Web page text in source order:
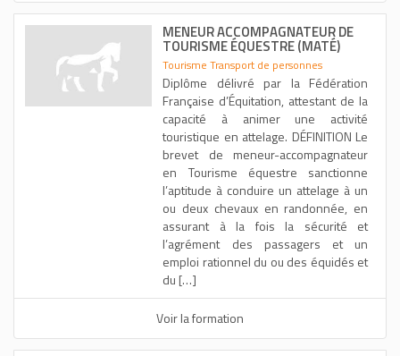
MENEUR ACCOMPAGNATEUR DE
TOURISME ÉQUESTRE (MATÉ)
Tourisme Transport de personnes
Diplôme délivré par la Fédération
Française d’Équitation, attestant de la
capacité à animer une activité
touristique en attelage. DÉFINITION Le
brevet de meneur-accompagnateur
en Tourisme équestre sanctionne
l’aptitude à conduire un attelage à un
ou deux chevaux en randonnée, en
assurant à la fois la sécurité et
l’agrément des passagers et un
emploi rationnel du ou des équidés et
du […]
Voir la formation